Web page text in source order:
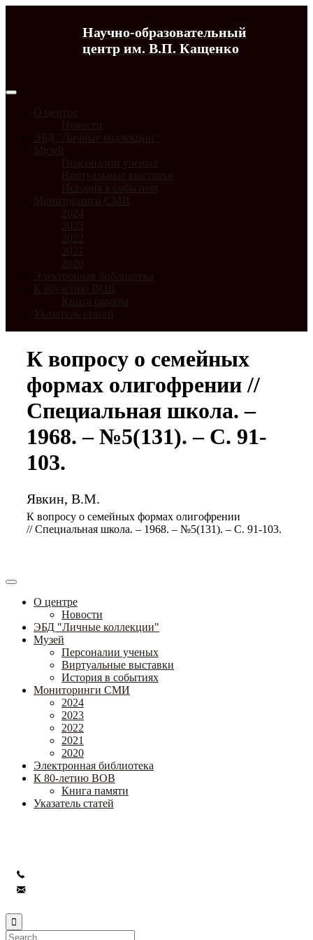
Научно-образовательный
центр им. В.П. Кащенко
О центре
Новости
ЭБД "Личные коллекции"
Музей
Персоналии ученых
Виртуальные выставки
История в событиях
Мониторинги СМИ
2024
2023
2022
2021
2020
Электронная библиотека
К 80-летию ВОВ
Книга памяти
Указатель статей
К вопросу о семейных
формах олигофрении //
Специальная школа. –
1968. – №5(131). – С. 91-
103.
Явкин, В.М.
К вопросу о семейных формах олигофрении
// Специальная школа. – 1968. – №5(131). – С. 91-103.
О центре
Новости
ЭБД "Личные коллекции"
Музей
Персоналии ученых
Виртуальные выставки
История в событиях
Мониторинги СМИ
2024
2023
2022
2021
2020
Электронная библиотека
К 80-летию ВОВ
Книга памяти
Указатель статей
